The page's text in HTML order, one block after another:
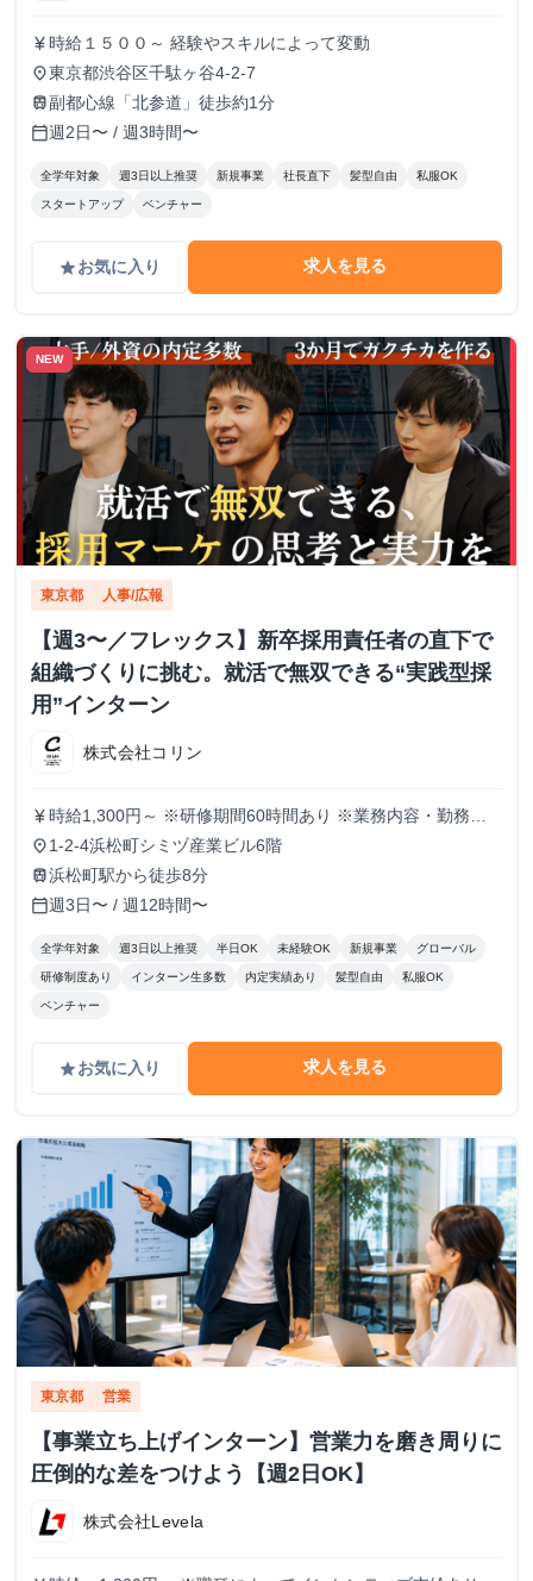
currency_yen 時給１５００～ 経験やスキルによって変動
place東京都渋谷区千駄ヶ谷4-2-7
train副都心線「北参道」徒歩約1分
calendar_today週2日〜 / 週3時間〜
全学年対象 週3日以上推奨 新規事業 社長直下 髪型自由 私服OK
スタートアップ ベンチャー
gradeお気に入り 求人を見る
NEW
東京都 人事/広報
【週3〜／フレックス】新卒採用責任者の直下で
組織づくりに挑む。就活で無双できる“実践型採
用”インターン
株式会社コリン
currency_yen 時給1,300円～ ※研修期間60時間あり ※業務内容・勤務状
況により決定
place 1-2-4浜松町シミヅ産業ビル6階
train浜松町駅から徒歩8分
calendar_today週3日〜 / 週12時間〜
全学年対象 週3日以上推奨 半日OK 未経験OK 新規事業 グローバル
研修制度あり インターン生多数 内定実績あり 髪型自由 私服OK
ベンチャー
gradeお気に入り 求人を見る
東京都 営業
【事業立ち上げインターン】営業力を磨き周りに
圧倒的な差をつけよう【週2日OK】
株式会社Levela